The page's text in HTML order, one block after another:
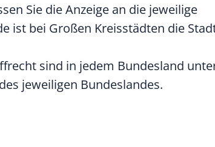
Sie die Anzeige an die jeweilige
ist bei Großen Kreisstädten die
sind in jedem Bundesland
jeweiligen Bundeslandes.